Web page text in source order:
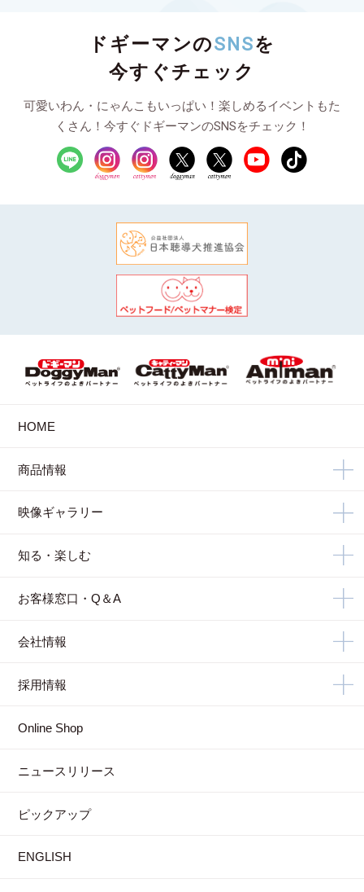
ドギーマンのSNSを
今すぐチェック
可愛いわん・にゃんこもいっぱい！楽しめるイベントもた
くさん！今すぐドギーマンのSNSをチェック！
HOME
商品情報
映像ギャラリー
知る・楽しむ
お客様窓口・Q＆A
会社情報
採用情報
Online Shop
ニュースリリース
ピックアップ
ENGLISH